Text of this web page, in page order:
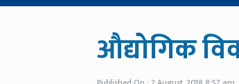
औद्योगिक